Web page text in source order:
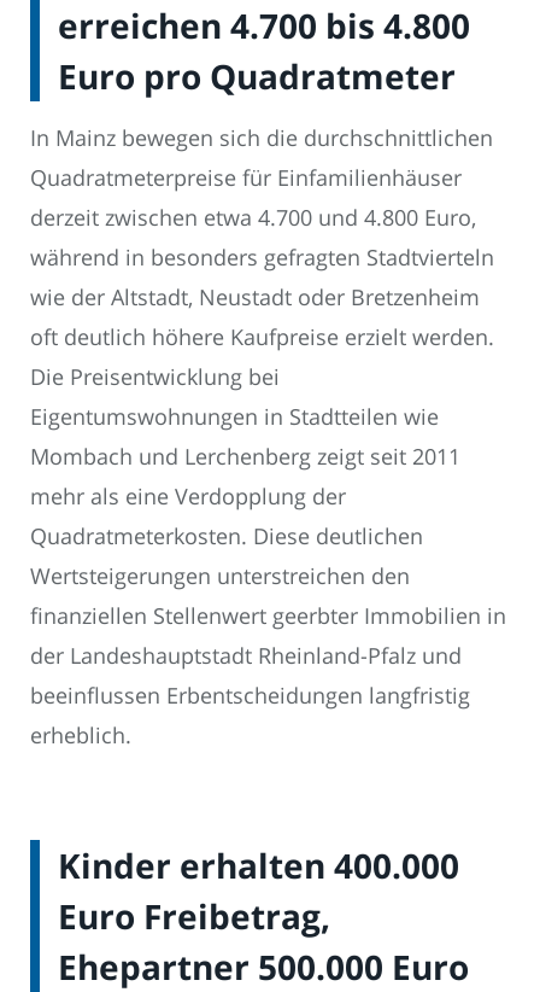
erreichen 4.700 bis 4.800
Euro pro Quadratmeter
In Mainz bewegen sich die durchschnittlichen
Quadratmeterpreise für Einfamilienhäuser
derzeit zwischen etwa 4.700 und 4.800 Euro,
während in besonders gefragten Stadtvierteln
wie der Altstadt, Neustadt oder Bretzenheim
oft deutlich höhere Kaufpreise erzielt werden.
Die Preisentwicklung bei
Eigentumswohnungen in Stadtteilen wie
Mombach und Lerchenberg zeigt seit 2011
mehr als eine Verdopplung der
Quadratmeterkosten. Diese deutlichen
Wertsteigerungen unterstreichen den
finanziellen Stellenwert geerbter Immobilien in
der Landeshauptstadt Rheinland-Pfalz und
beeinflussen Erbentscheidungen langfristig
erheblich.
Kinder erhalten 400.000
Euro Freibetrag,
Ehepartner 500.000 Euro